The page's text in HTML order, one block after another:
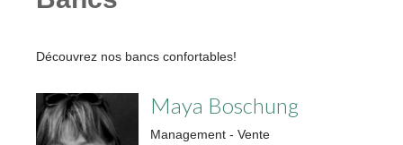
Découvrez nos bancs confortables!
Maya Boschung
Management - Vente